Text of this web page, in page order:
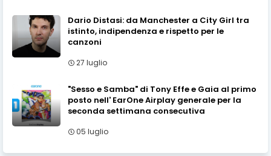
Dario Distasi: da Manchester a City Girl tra
istinto, indipendenza e rispetto per le
canzoni
27 luglio
"Sesso e Samba" di Tony Effe e Gaia al primo
posto nell' EarOne Airplay generale per la
seconda settimana consecutiva
05 luglio